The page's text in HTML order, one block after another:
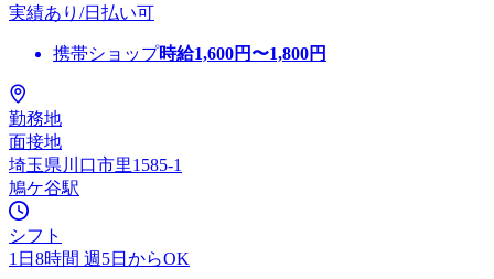
実績あり/日払い可
携帯ショップ時給1,600円〜1,800円
勤務地
面接地
埼玉県川口市里1585-1
鳩ケ谷駅
シフト
1日8時間 週5日からOK